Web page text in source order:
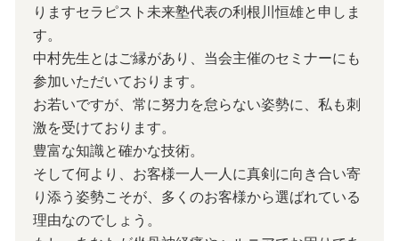
りますセラピスト未来塾代表の利根川恒雄と申しま
す。
中村先生とはご縁があり、当会主催のセミナーにも
参加いただいております。
お若いですが、常に努力を怠らない姿勢に、私も刺
激を受けております。
豊富な知識と確かな技術。
そして何より、お客様一人一人に真剣に向き合い寄
り添う姿勢こそが、多くのお客様から選ばれている
理由なのでしょう。